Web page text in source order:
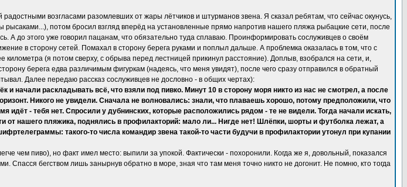
возгласами разомлевших от жары лётчиков и штурманов звена. Я сказал ребятам, что сейчас окунусь,
потом бросил взгляд вперёд на установленные прямо напротив нашего пляжа рыбацкие сети, после
А до этого уже говорил пацанам, что обязательно туда сплаваю. Проинформировать сослуживцев о своём
в сторону сетей. Помахал в сторону берега руками и поплыл дальше. А проблемка оказалась в том, что с
километра (я потом сверху, с обрыва перед лестницей прикинул расстояние). Доплыв, взобрался на сети, и,
берега едва различимым фигуркам (надеясь, что меня увидят), после чего сразу отправился в обратный
Далее передаю рассказ сослуживцев не дословно - в общих чертах):
и начали раскладывать всё, что взяли под пивко. Минут 10 в сторону моря никто из нас не смотрел, а после
Никого не увидели. Сначала не волновались: знали, что плаваешь хорошо, потому предположили, что
идёт - тебя нет. Спросили у дубнинских, которые расположились рядом - те не видели. Тогда начали искать,
от нашего пляжика, поднялись в профилакторий: мало ли... Нигде нет! Шлёпки, шорты и футболка лежат, а
такого-то числа командир звена такой-то части будучи в профилактории утонул при купании
чем пиво), но факт имел место: выпили за упокой. Фактически - похоронили. Когда же я, довольный, показался
Спасся бегством лишь занырнув обратно в море, зная что там меня точно никто не догонит. Не помню, кто тогда